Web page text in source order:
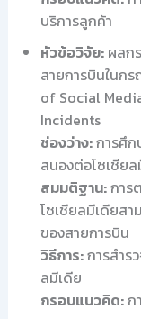
บริการลูกค้า
หัวข้อวิจัย:ผลก
สายการบินในก
of Social
Incidents
ช่องว่าง:การศึก
สนองต่อโซเชีย
สมมติฐาน:การ
โซเชียลมีเดียส
ของสายการบิน
วิธีการ:การสำรว
ลมีเดีย
กรอบแนวคิด:ก